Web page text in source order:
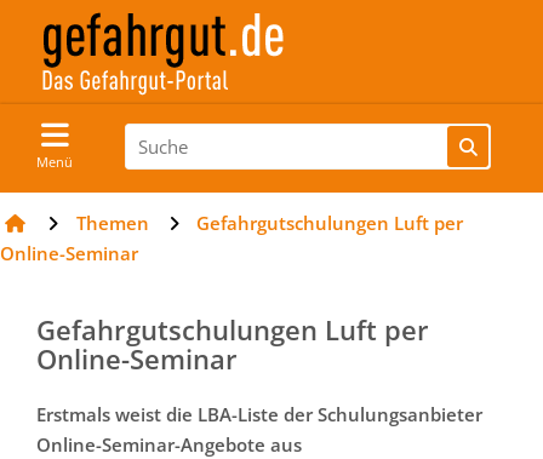
Menü
Themen
Gefahrgutschulungen Luft per
Online-Seminar
Gefahrgutschulungen Luft per
Online-Seminar
Erstmals weist die LBA-Liste der Schulungsanbieter
Online-Seminar-Angebote aus